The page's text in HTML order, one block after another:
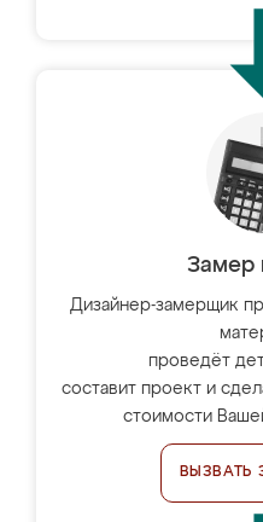
Замер
Дизайнер-замерщик
проведёт
составит проект и
стоимости
ВЫЗВАТЬ